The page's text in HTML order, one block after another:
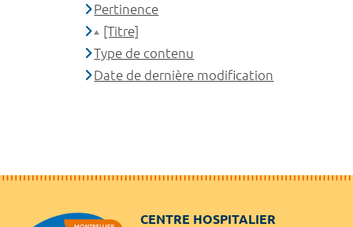
Pertinence
[Titre]
Type de contenu
Date de dernière modification
CENTRE HOSPITALIER